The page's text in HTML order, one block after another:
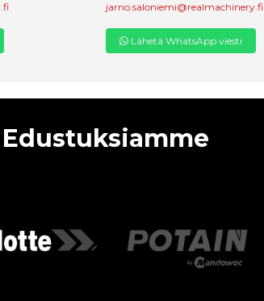
jarno.saloniemi@realmachinery.fi
Lähetä WhatsApp viesti
Edustuksiamme